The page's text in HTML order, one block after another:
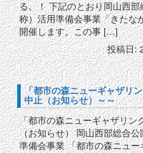
る。！ 下記のとおり岡山西部
称）活用準備会事業「きたな
開催します。この事 […]
投稿日:
「都市の森ニューギャザリ
中止（お知らせ）～～
「都市の森ニューギャザリン
（お知らせ） 岡山西部総合公
準備会事業 「都市の森ニュー